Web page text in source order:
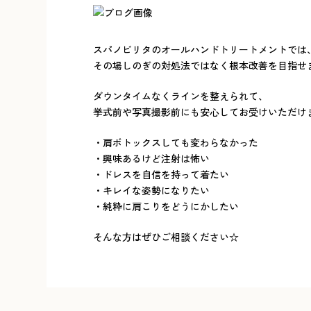
スパノビリタのオールハンドトリートメントでは、
その場しのぎの対処法ではなく根本改善を目指せ
ダウンタイムなくラインを整えられて、
挙式前や写真撮影前にも安心してお受けいただけ
・肩ボトックスしても変わらなかった
・興味あるけど注射は怖い
・ドレスを自信を持って着たい
・キレイな姿勢になりたい
・純粋に肩こりをどうにかしたい
そんな方はぜひご相談ください☆